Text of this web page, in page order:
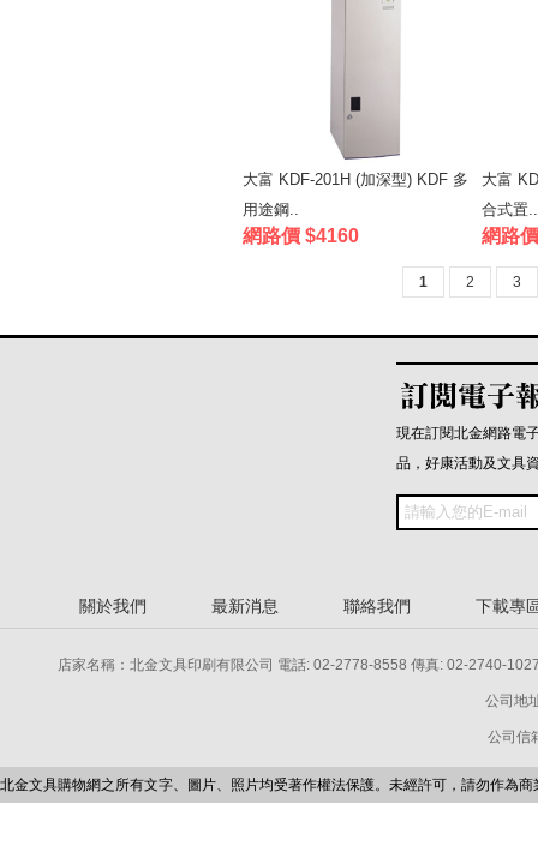
大富 KDF-201H (加深型) KDF 多
用途鋼..
網路價 $4160
大富
合式置..
網路
1 2 3
現在訂閱北金網路電
品，好康活動及文具
關於我們 最新消息 聯絡我們 下載專
店家名稱：北金文具印刷有限公司 電話: 02-2778-8558 傳真: 02-2740-
公司地
公司信
北金文具購物網之所有文字、圖片、照片均受著作權法保護。未經許可，請勿作為商